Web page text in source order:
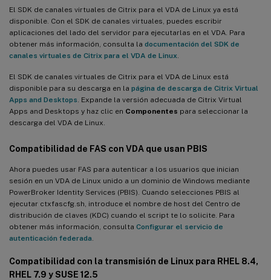
El SDK de canales virtuales de Citrix para el VDA de Linux ya está
disponible. Con el SDK de canales virtuales, puedes escribir
aplicaciones del lado del servidor para ejecutarlas en el VDA. Para
obtener más información, consulta la documentación del SDK de
canales virtuales de Citrix para el VDA de Linux
El SDK de canales virtuales de Citrix para el VDA de Linux está
disponible para su descarga en la página de descarga de Citrix Virtual
Apps and Desktops . Expande la versión adecuada de Citrix Virtual
Apps and Desktops y haz clic en Componentes para seleccionar la
descarga del VDA de Linux.
Compatibilidad de FAS con VDA que usan PBIS
Ahora puedes usar FAS para autenticar a los usuarios que inician
sesión en un VDA de Linux unido a un dominio de Windows mediante
PowerBroker Identity Services (PBIS). Cuando selecciones PBIS al
ejecutar ctxfascfg.sh, introduce el nombre de host del Centro de
distribución de claves (KDC) cuando el script te lo solicite. Para
obtener más información, consulta Configurar el servicio de
autenticación federada
Compatibilidad con la transmisión de Linux para RHEL 8.4,
RHEL 7.9 y SUSE 12.5